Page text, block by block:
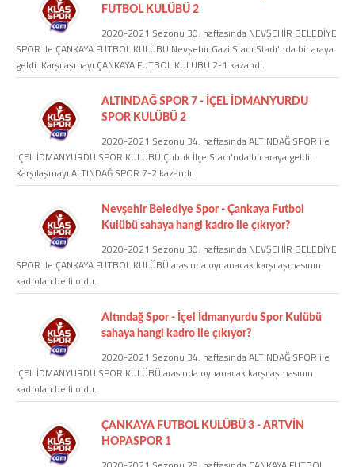
Künye
İletişim
Web Sürüme Geç
FUTBOL KULÜBÜ 2
2020-2021 Sezonu 30. haftasında NEVŞEHİR BELEDİYE
SPOR ile ÇANKAYA FUTBOL KULÜBÜ Nevşehir Gazi Stadı Stadı'nda bir araya
geldi. Karşılaşmayı ÇANKAYA FUTBOL KULÜBÜ 2-1 kazandı.
ALTINDAĞ SPOR 7 - İÇEL İDMANYURDU
SPOR KULÜBÜ 2
2020-2021 Sezonu 34. haftasında ALTINDAĞ SPOR ile
İÇEL İDMANYURDU SPOR KULÜBÜ Çubuk İlçe Stadı'nda bir araya geldi.
Karşılaşmayı ALTINDAĞ SPOR 7-2 kazandı.
Nevşehir Belediye Spor - Çankaya Futbol
Kulübü sahaya hangi kadro ile çıkıyor?
2020-2021 Sezonu 30. haftasında NEVŞEHİR BELEDİYE
SPOR ile ÇANKAYA FUTBOL KULÜBÜ arasında oynanacak karşılaşmasının
kadroları belli oldu.
Altındağ Spor - İçel İdmanyurdu Spor Kulübü
sahaya hangi kadro ile çıkıyor?
2020-2021 Sezonu 34. haftasında ALTINDAĞ SPOR ile
İÇEL İDMANYURDU SPOR KULÜBÜ arasında oynanacak karşılaşmasının
kadroları belli oldu.
ÇANKAYA FUTBOL KULÜBÜ 3 - ARTVİN
HOPASPOR 1